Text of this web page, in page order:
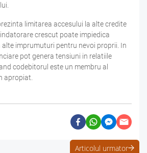
limitarea accesului la alte credite
crescut poate impiedica
imprumuturi pentru nevoi proprii. In
pot genera tensiuni in relatiile
codebitorul este un membru al
apropiat.
Articolul urmator